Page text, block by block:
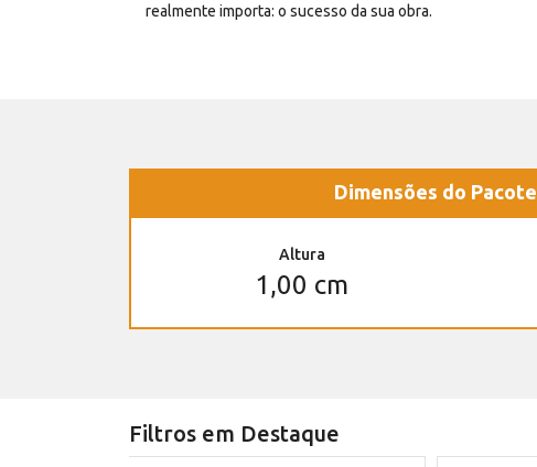
realmente importa: o sucesso da sua obra.
Dimensões do Pacote
Altura
1,00 cm
Filtros em Destaque